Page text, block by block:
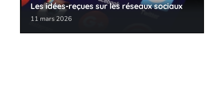
Les idées-reçues sur les réseaux sociaux
11 mars 2026